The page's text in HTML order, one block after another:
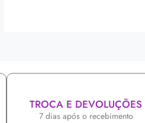
TROCA E DEVOLUÇÕES
7 dias após o recebimento